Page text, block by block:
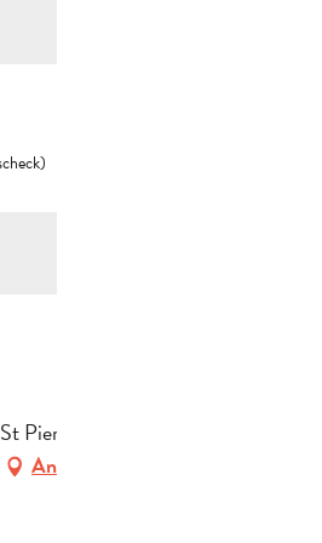
Pierre, 13400 Aubagne
Anfahrt